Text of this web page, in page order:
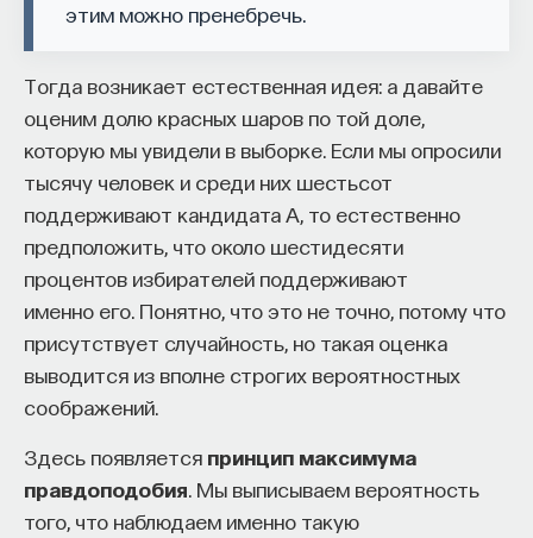
этим можно пренебречь.
Тогда возникает естественная идея: а давайте
оценим долю красных шаров по той доле,
которую мы увидели в выборке. Если мы опросили
тысячу человек и среди них шестьсот
поддерживают кандидата А, то естественно
предположить, что около шестидесяти
процентов избирателей поддерживают
именно его. Понятно, что это не точно, потому что
присутствует случайность, но такая оценка
выводится из вполне строгих вероятностных
соображений.
Здесь появляется принцип максимума
правдоподобия . Мы выписываем вероятность
того, что наблюдаем именно такую